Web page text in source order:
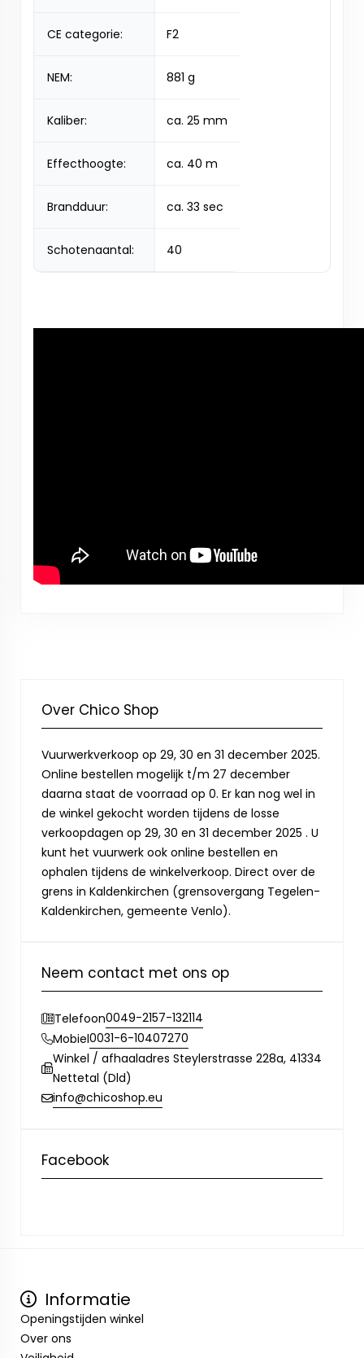
CE categorie: F2
NEM: 881 g
Kaliber: ca. 25 mm
Effecthoogte: ca. 40 m
Brandduur: ca. 33 sec
Schotenaantal: 40
Over Chico Shop
Vuurwerkverkoop op 29, 30 en 31 december 2025.
Online bestellen mogelijk t/m 27 december
daarna staat de voorraad op 0. Er kan nog wel in
de winkel gekocht worden tijdens de losse
verkoopdagen op 29, 30 en 31 december 2025 . U
kunt het vuurwerk ook online bestellen en
ophalen tijdens de winkelverkoop. Direct over de
grens in Kaldenkirchen (grensovergang Tegelen-
Kaldenkirchen, gemeente Venlo).
Neem contact met ons op
Telefoon0049-2157-132114
Mobiel0031-6-10407270
Winkel / afhaaladres Steylerstrasse 228a, 41334
Nettetal (Dld)
info@chicoshop.eu
Facebook
Informatie
Openingstijden winkel
Over ons